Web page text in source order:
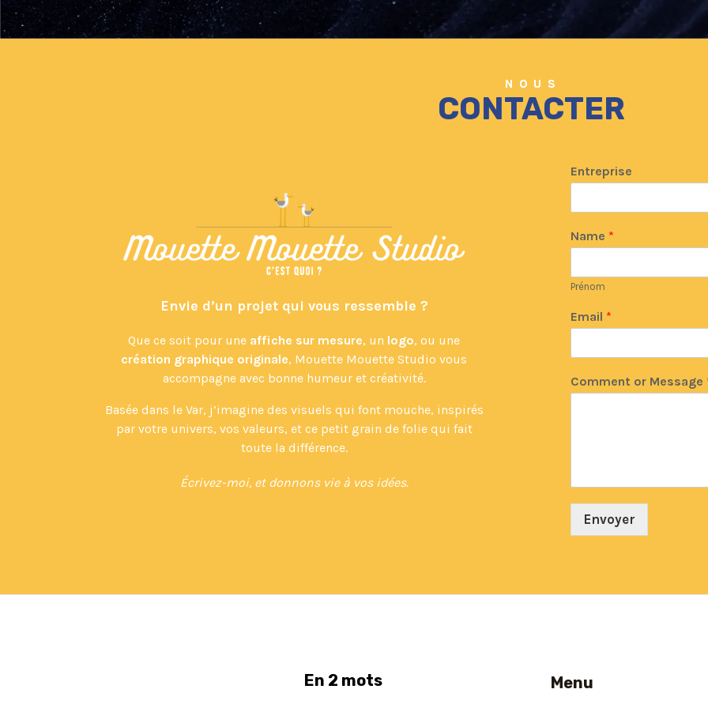
N O U S
CONTACTER
Envie d’un projet qui vous ressemble ?
Que ce soit pour une affiche sur mesure, un logo, ou une
création graphique originale, Mouette Mouette Studio vous
accompagne avec bonne humeur et créativité.
Basée dans le Var, j’imagine des visuels qui font mouche, inspirés
par votre univers, vos valeurs, et ce petit grain de folie qui fait
toute la différence.
Écrivez-moi, et donnons vie à vos idées.
Entreprise
Name *
Prénom
Email *
Comment or Message
Envoyer
En 2 mots Menu